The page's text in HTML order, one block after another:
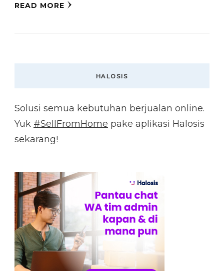
READ MORE
HALOSIS
Solusi semua kebutuhan berjualan online.
Yuk #SellFromHome pake aplikasi Halosis
sekarang!